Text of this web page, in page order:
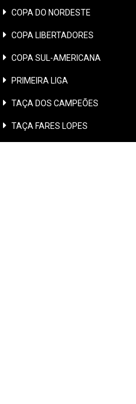
COPA DO NORDESTE
COPA LIBERTADORES
COPA SUL-AMERICANA
PRIMEIRA LIGA
TAÇA DOS CAMPEÕES
TAÇA FARES LOPES